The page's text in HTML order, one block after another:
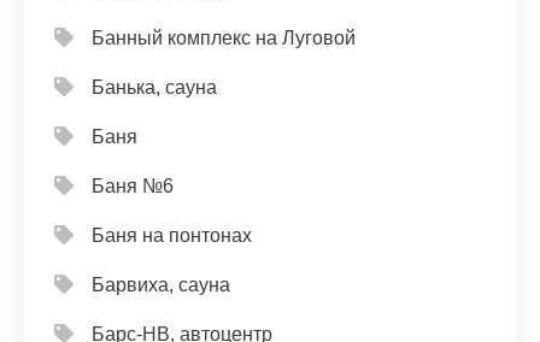
Банный комплекс на Луговой
Банька, сауна
Баня
Баня №6
Баня на понтонах
Барвиха, сауна
Барс-НВ, автоцентр